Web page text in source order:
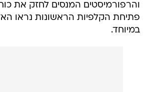
והרפורמיסטים המנסים לחזק את
פתיחת הקלפיות הראשונות נראו
במיוחד.